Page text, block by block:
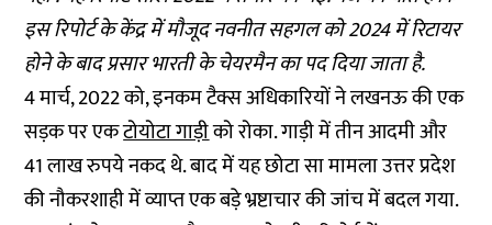
इस रिपोर्ट के केंद्र में मौजूद नवनीत सहगल को 2024 में रिटायर
होने के बाद प्रसार भारती के चेयरमैन का पद दिया जाता है.
4 मार्च, 2022 को, इनकम टैक्स अधिकारियों ने लखनऊ की एक
सड़क पर एकटोयोटा गाड़ीको रोका. गाड़ी में तीन आदमी और
41 लाख रुपये नकद थे. बाद में यह छोटा सा मामला उत्तर प्रदेश
की नौकरशाही में व्याप्त एक बड़े भ्रष्टाचार की जांच में बदल गया.